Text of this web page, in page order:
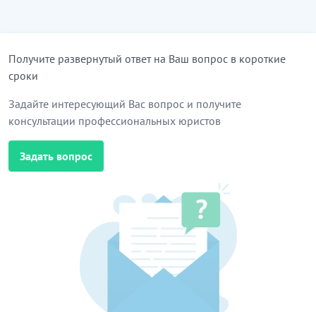
Получите развернутый ответ на Ваш вопрос в короткие
сроки
Задайте интересующий Вас вопрос и получите
консультации профессиональных юристов
Задать вопрос